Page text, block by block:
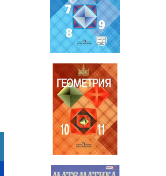
Геометрия
7-9 класс
Геометрия
10-11 класс